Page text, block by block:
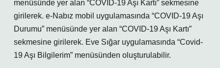
menüsünde yer alan “COVID-19 Aşı Kartı” sekmesine
girilerek. e-Nabız mobil uygulamasında “COVID-19 Aşı
Durumu” menüsünde yer alan “COVID-19 Aşı Kartı”
sekmesine girilerek. Eve Sığar uygulamasında “Covid-
19 Aşı Bilgilerim” menüsünden oluşturulabilir.